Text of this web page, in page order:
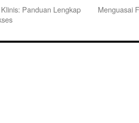
Panduan Lengkap
Menguasai